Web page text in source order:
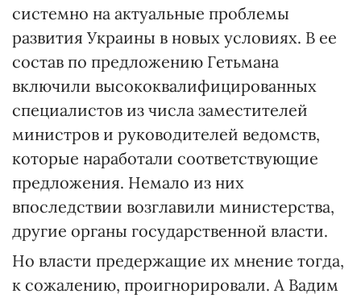
системно на актуальные проблемы
развития Украины в новых условиях. В ее
состав по предложению Гетьмана
включили высококвалифицированных
специалистов из числа заместителей
министров и руководителей ведомств,
которые наработали соответствующие
предложения. Немало из них
впоследствии возглавили министерства,
другие органы государственной власти.
Но власти предержащие их мнение тогда,
к сожалению, проигнорировали. А Вадим